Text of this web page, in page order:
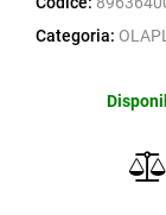
Categoria: